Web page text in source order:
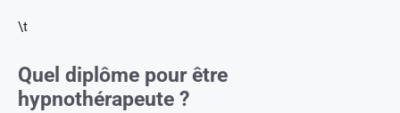
\t
Quel diplôme pour être
hypnothérapeute ?